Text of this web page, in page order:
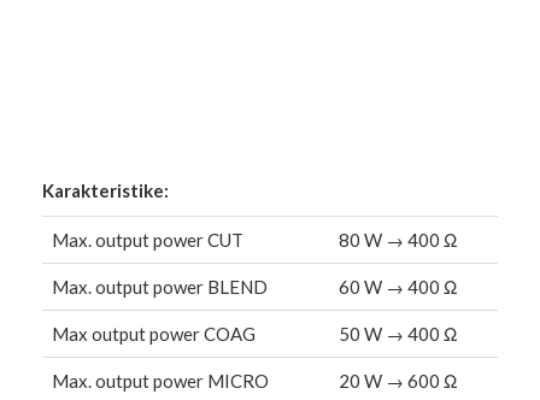
Karakteristike:
Max. output power CUT 80 W → 400 Ω
Max. output power BLEND 60 W → 400 Ω
Max output power COAG 50 W → 400 Ω
Max. output power MICRO 20 W → 600 Ω